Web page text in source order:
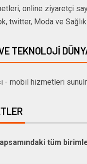
online ziyaretçi
twitter, Moda ve
TEKNOLOJI
- mobil hizmetleri
tüm